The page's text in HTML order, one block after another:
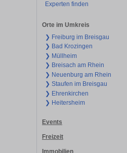
Experten finden
Orte im Umkreis
❯ Freiburg im Breisgau
❯ Bad Krozingen
❯ Müllheim
❯ Breisach am Rhein
❯ Neuenburg am Rhein
❯ Staufen im Breisgau
❯ Ehrenkirchen
❯ Heitersheim
Events
Freizeit
Immobilien